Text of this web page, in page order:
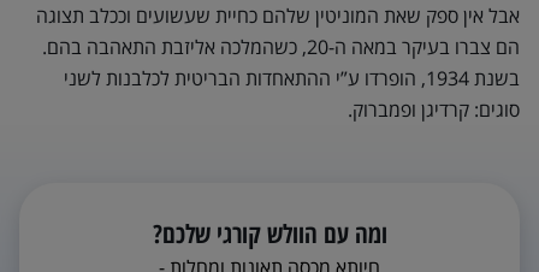
אבל אין ספק שאת המוניטין שלהם כחיית שעשועים וככלב תצוגה
הם צברו בעיקר במאה ה-20, כשהמלכה אליזבת התאהבה בהם.
בשנת 1934, הופרדו ע”י ההתאחדות הבריטית לכלבנות לשני
סוגים: קרדיגן ופמברוק.
ומה עם הוולש קורגי שלכם?